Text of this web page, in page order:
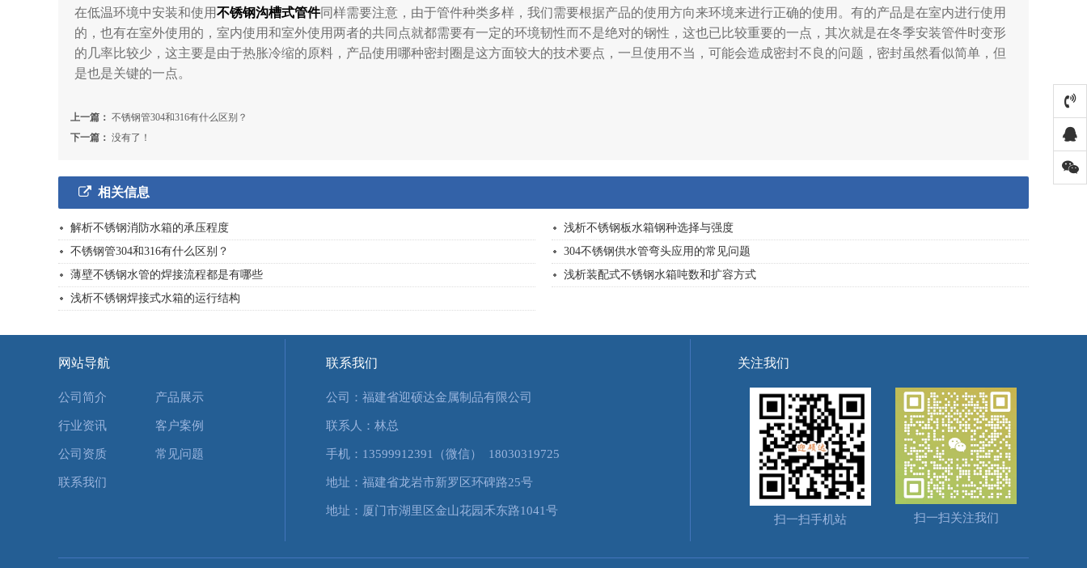
在低温环境中安装和使用不锈钢沟槽式管件同样需要注意，由于管件种类多样，我们需要根据产品的使用方向来环境来进行正确的使用。有的产品是在室内进行使用
的，也有在室外使用的，室内使用和室外使用两者的共同点就都需要有一定的环境韧性而不是绝对的钢性，这也已比较重要的一点，其次就是在冬季安装管件时变形
的几率比较少，这主要是由于热胀冷缩的原料，产品使用哪种密封圈是这方面较大的技术要点，一旦使用不当，可能会造成密封不良的问题，密封虽然看似简单，但
是也是关键的一点。
上一篇： 不锈钢管304和316有什么区别？
下一篇： 没有了！
相关信息
解析不锈钢消防水箱的承压程度
浅析不锈钢板水箱钢种选择与强度
不锈钢管304和316有什么区别？
304不锈钢供水管弯头应用的常见问题
薄壁不锈钢水管的焊接流程都是有哪些
浅析装配式不锈钢水箱吨数和扩容方式
浅析不锈钢焊接式水箱的运行结构
网站导航
公司简介 产品展示
行业资讯 客户案例
公司资质 常见问题
联系我们
联系我们
公司：福建省迎硕达金属制品有限公司
联系人：林总
手机：13599912391（微信） 18030319725
地址：福建省龙岩市新罗区环碑路25号
地址：厦门市湖里区金山花园禾东路1041号
关注我们
扫一扫手机站 扫一扫关注我们